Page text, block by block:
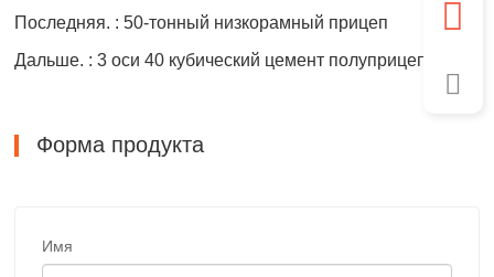
Последняя. : 50-тонный низкорамный прицеп
Дальше. : 3 оси 40 кубический цемент полуприцеп
Форма продукта
Имя